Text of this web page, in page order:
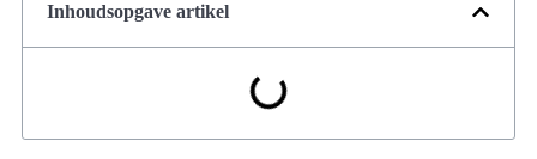
Inhoudsopgave artikel